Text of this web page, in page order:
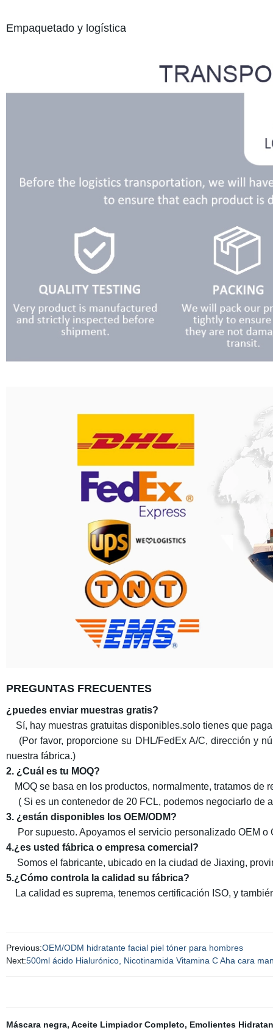
Empaquetado y logística
PREGUNTAS FRECUENTES
¿puedes enviar muestras gratis?
Sí, hay muestras gratuitas disponibles.solo tienes que
(Por favor, proporcione su DHL/FedEx A/C, dirección y
nuestra fábrica.)
2. ¿Cuál es tu MOQ?
MOQ se basa en los productos, normalmente, tratamos de
( Si es un contenedor de 20 FCL, podemos negociarlo de
3. ¿están disponibles los OEM/ODM?
Por supuesto. Apoyamos el servicio personalizado OEM o
4.¿es usted fábrica o empresa comercial?
Somos el fabricante, ubicado en la ciudad de Jiaxing,
5.¿Cómo controla la calidad su fábrica?
La calidad es suprema, tenemos certificación ISO, y
Previous:OEM/ODM hidratante facial piel tóner para hombres
Next:500ml ácido Hialurónico, Nicotinamida Vitamina C Aha cara
Máscara negra, Aceite Limpiador Completo, Emolientes